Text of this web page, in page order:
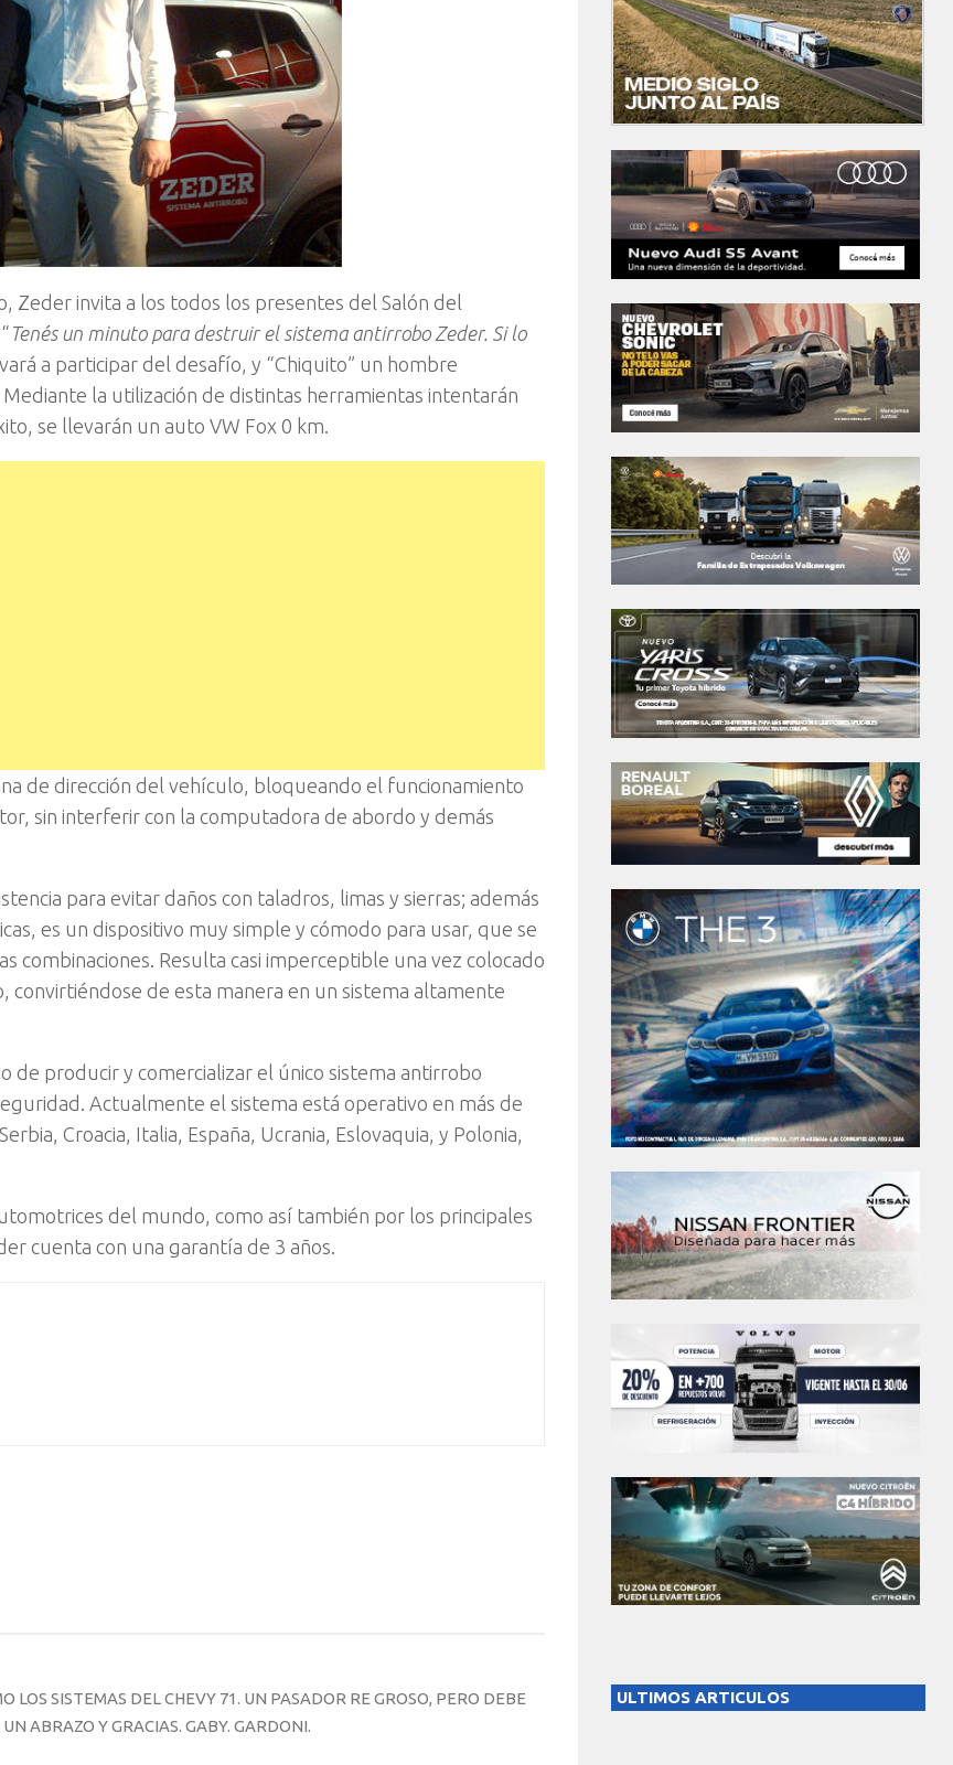
invita a los todos los presentes del Salón del
Tenés un minuto para destruir el sistema antirrobo Zeder. Si lo
a participar del desafío, y “Chiquito” un hombre
la utilización de distintas herramientas intentarán
se llevarán un auto VW Fox 0 km.
de dirección del vehículo, bloqueando el funcionamiento
sin interferir con la computadora de abordo y demás
para evitar daños con taladros, limas y sierras; además
es un dispositivo muy simple y cómodo para usar, que se
combinaciones. Resulta casi imperceptible una vez colocado
de esta manera en un sistema altamente
de producir y comercializar el único sistema antirrobo
Actualmente el sistema está operativo en más de
Croacia, Italia, España, Ucrania, Eslovaquia, y Polonia,
del mundo, como así también por los principales
cuenta con una garantía de 3 años.
LOS SISTEMAS DEL CHEVY 71. UN PASADOR RE GROSO, PERO DEBE
ABRAZO Y GRACIAS. GABY. GARDONI.
ULTIMOS ARTICULOS